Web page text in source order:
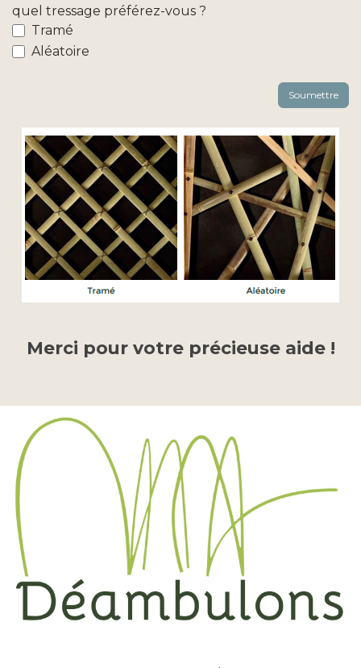
quel tressage préférez-vous ?
Tramé
Aléatoire
Soumettre
Merci pour votre précieuse aide !